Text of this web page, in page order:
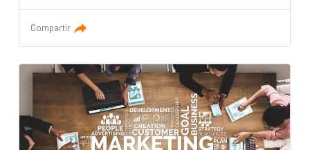
Compartir